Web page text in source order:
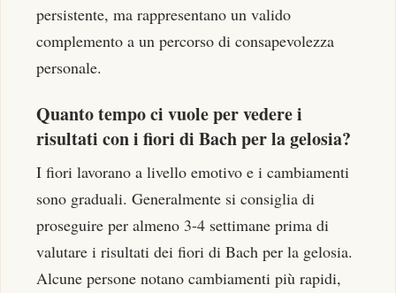
persistente, ma rappresentano un valido
complemento a un percorso di consapevolezza
personale.
Quanto tempo ci vuole per vedere i
risultati con i fiori di Bach per la gelosia?
I fiori lavorano a livello emotivo e i cambiamenti
sono graduali. Generalmente si consiglia di
proseguire per almeno 3-4 settimane prima di
valutare i risultati dei fiori di Bach per la gelosia.
Alcune persone notano cambiamenti più rapidi,